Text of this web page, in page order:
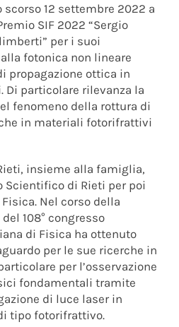
scorso 12 settembre 2022 a
SIF 2022 “Sergio
per i suoi
fotonica non lineare
propagazione ottica in
particolare rilevanza la
fenomeno della rottura di
in materiali fotorifrattivi
insieme alla famiglia,
Scientifico di Rieti per poi
Nel corso della
108° congresso
di Fisica ha ottenuto
per le sue ricerche in
per l’osservazione
fondamentali tramite
di luce laser in
tipo fotorifrattivo.